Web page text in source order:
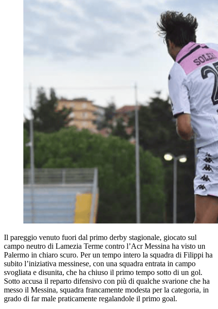
Il pareggio venuto fuori dal primo derby stagionale, giocato sul
campo neutro di Lamezia Terme contro l’Acr Messina ha visto un
Palermo in chiaro scuro. Per un tempo intero la squadra di Filippi ha
subito l’iniziativa messinese, con una squadra entrata in campo
svogliata e disunita, che ha chiuso il primo tempo sotto di un gol.
Sotto accusa il reparto difensivo con più di qualche svarione che ha
messo il Messina, squadra francamente modesta per la categoria, in
grado di far male praticamente regalandole il primo goal.